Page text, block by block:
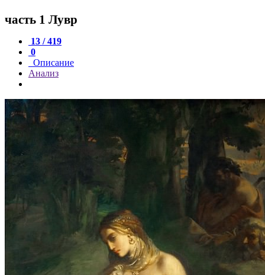
часть 1 Лувр
13 / 419
0
Описание
Анализ